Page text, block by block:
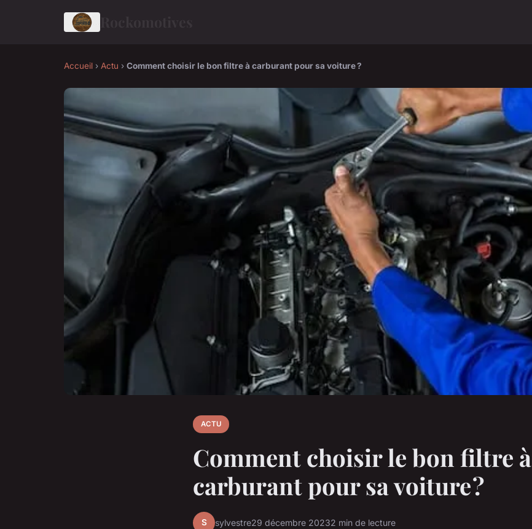
Accueil › Actu › Comment choisir le bon filtre à carburant pour sa voiture ?
ACTU
Comment choisir le bon filtre à
carburant pour sa voiture ?
S sylvestre29 décembre 20232 min de lecture